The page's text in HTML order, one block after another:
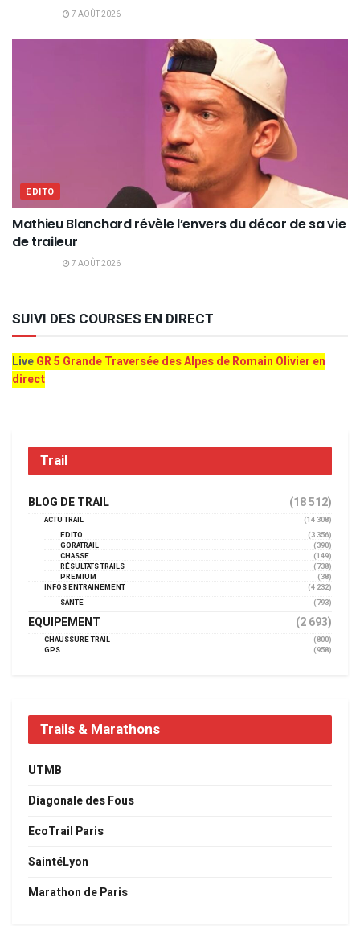
7 AOÛT 2026
EDITO
Mathieu Blanchard révèle l’envers du décor de sa vie
de traileur
7 AOÛT 2026
SUIVI DES COURSES EN DIRECT
LiveGR 5 Grande Traversée des Alpes de Romain Olivier en
direct
Trail
BLOG DE TRAIL (18 512)
ACTU TRAIL
(14 308)
EDITO
(3 356)
GORATRAIL
(390)
CHASSE
(149)
RÉSULTATS TRAILS
(738)
PREMIUM
(38)
INFOS ENTRAINEMENT
(4 232)
SANTÉ
(793)
EQUIPEMENT (2 693)
CHAUSSURE TRAIL
(800)
GPS
(958)
Trails & Marathons
UTMB
Diagonale des Fous
EcoTrail Paris
SaintéLyon
Marathon de Paris